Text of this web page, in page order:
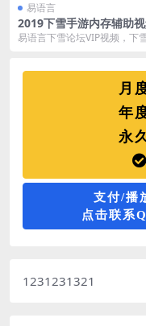
易语言
2019下雪手游内存辅助视
程
易语言下雪论坛VIP视频，下
月
年
永
支付/播
点击联系
1231231321